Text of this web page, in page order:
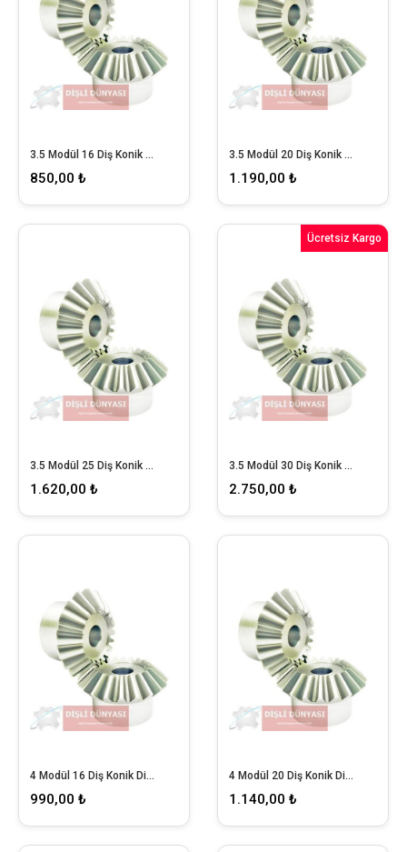
3.5 Modül 16 Diş Konik Dişli
850,00 ₺
3.5 Modül 20 Diş Konik Dişli
1.190,00 ₺
3.5 Modül 25 Diş Konik Dişli
1.620,00 ₺
3.5 Modül 30 Diş Konik Dişli
2.750,00 ₺
Ücretsiz Kargo
4 Modül 16 Diş Konik Dişli
990,00 ₺
4 Modül 20 Diş Konik Dişli
1.140,00 ₺